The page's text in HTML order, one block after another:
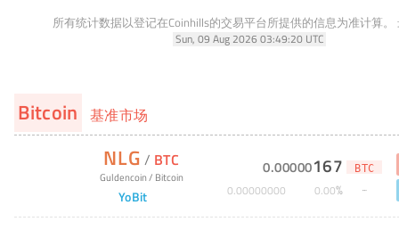
所有统计数据以登记在Coinhills的交易平台所提供的信息为准计算。
Sun, 09 Aug 2026 03:49:20 UTC
Bitcoin 基准市场
NLG / BTC
Guldencoin/ Bitcoin
YoBit
0.00000167 BTC
0.00000000 0.00%